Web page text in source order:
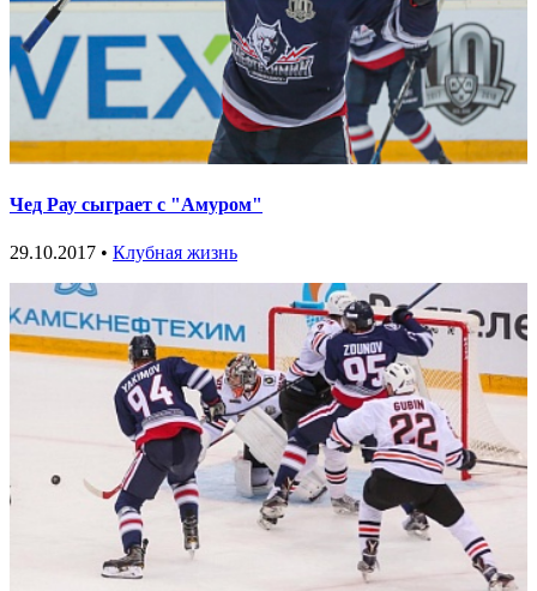
Чед Рау сыграет с "Амуром"
29.10.2017 • Клубная жизнь